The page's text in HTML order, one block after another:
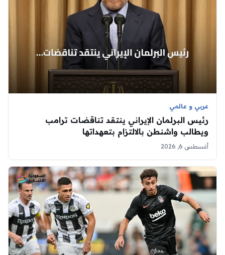
عربي و عالمي
رئيس البرلمان الإيراني ينتقد تناقضات ترامب
ويطالب واشنطن بالالتزام بتعهداتها
أغسطس 6, 2026